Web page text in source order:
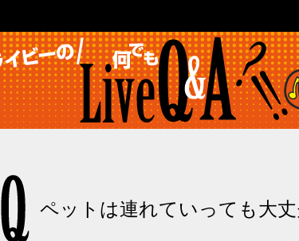
ペットは連れていっても大丈